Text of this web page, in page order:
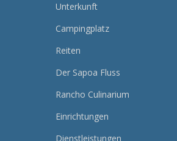
Unterkunft
Campingplatz
Reiten
Der Sapoa Fluss
Rancho Culinarium
Einrichtungen
Dienstleistungen